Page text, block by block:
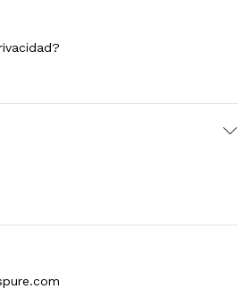
| Agua Purificada